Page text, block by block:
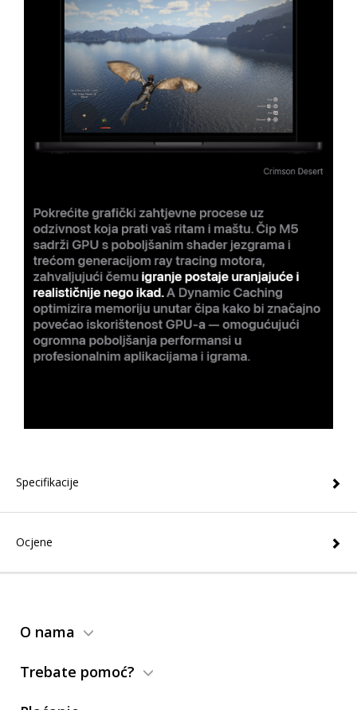
Specifikacije
Ocjene
O nama
Trebate pomoć?